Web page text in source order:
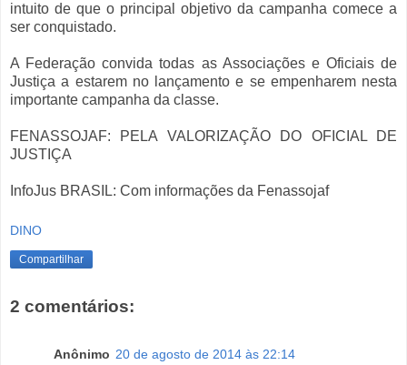
intuito de que o principal objetivo da campanha comece a
ser conquistado.
A Federação convida todas as Associações e Oficiais de
Justiça a estarem no lançamento e se empenharem nesta
importante campanha da classe.
FENASSOJAF: PELA VALORIZAÇÃO DO OFICIAL DE
JUSTIÇA
InfoJus BRASIL: Com informações da Fenassojaf
DINO
Compartilhar
2 comentários:
Anônimo 20 de agosto de 2014 às 22:14